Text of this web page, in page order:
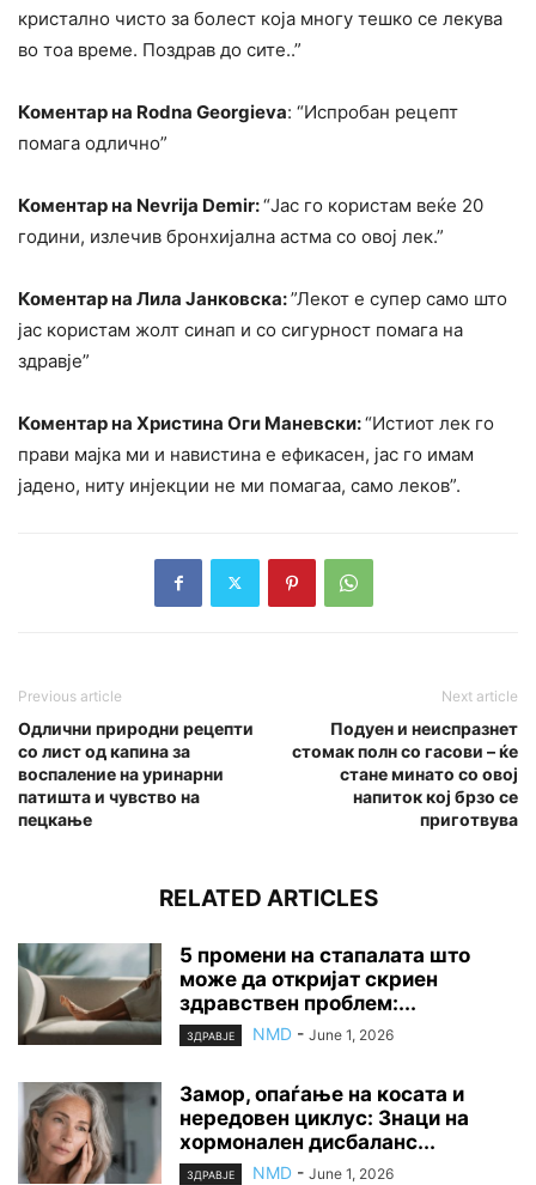
кристално чисто за болест која многу тешко се лекува
во тоа време. Поздрав до сите..”
Коментар на Rodna Georgieva: “Испробан рецепт
помага одлично”
Коментар на Nevrija Demir:“Јас го користам веќе 20
години, излечив бронхијална астма со овој лек.”
Коментар на Лила Јанковска:”Лекот е супер само што
јас користам жолт синап и со сигурност помага на
здравје”
Коментар на Христина Оги Маневски:“Истиот лек го
прави мајка ми и навистина е ефикасен, јас го имам
јадено, ниту инјекции не ми помагаа, само леков”.
Previous article
Одлични природни рецепти
со лист од капина за
воспаление на уринарни
патишта и чувство на
пецкање
Next article
Подуен и неиспразнет
стомак полн со гасови – ќе
стане минато со овој
напиток кој брзо се
приготвува
RELATED ARTICLES
5 промени на стапалата што
може да откријат скриен
здравствен проблем:...
ЗДРАВЈЕ NMD - June 1, 2026
Замор, опаѓање на косата и
нередовен циклус: Знаци на
хормонален дисбаланс...
ЗДРАВЈЕ NMD - June 1, 2026